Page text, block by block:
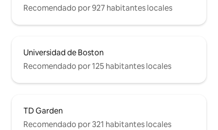
Recomendado por 927 habitantes locales
Universidad de Boston
Recomendado por 125 habitantes locales
TD Garden
Recomendado por 321 habitantes locales